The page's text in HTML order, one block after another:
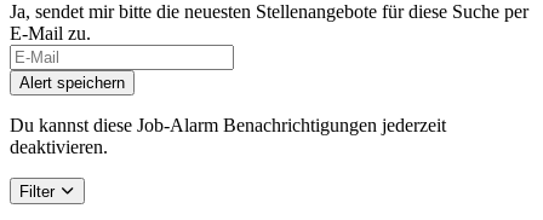
Ja, sendet mir bitte die neuesten Stellenangebote für diese Suche per
E-Mail zu.
If
you
are
a
human,
this
field
Alert speichern
Du kannst diese Job-Alarm Benachrichtigungen jederzeit
deaktivieren.
Filter